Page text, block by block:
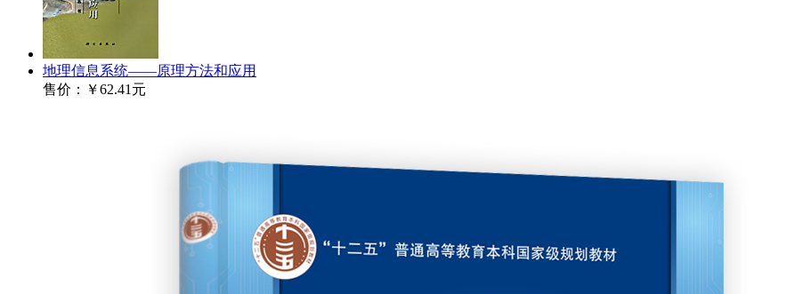
地理信息系统——原理方法和应用
售价：
￥62.41元